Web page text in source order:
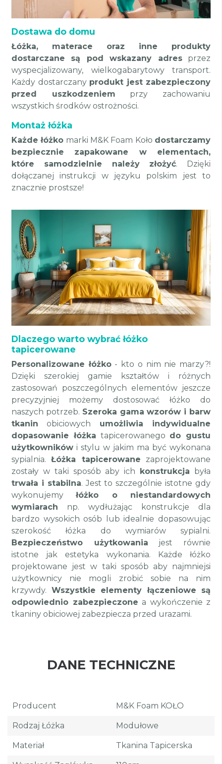
Dostawa do domu
Łóżka, materace oraz inne produkty
dostarczane są pod wskazany adresprzez
wyspecjalizowany, wielkogabarytowy transport.
Każdy dostarczany produkt jest zabezpieczony
przed uszkodzeniem przy zachowaniu
wszystkich środków ostrożności.
Montaż łóżka
Każde łóżko marki M&K Foam Koło dostarczamy
bezpiecznie zapakowane w elementach,
które samodzielnie należy złożyć. Dzięki
dołączanej instrukcji w języku polskim jest to
znacznie prostsze!
Dlaczego warto wybrać łóżko
tapicerowane
Personalizowane łóżko- kto o nim nie marzy?!
Dzięki szerokiej gamie kształtów i różnych
zastosowań poszczególnych elementów jeszcze
precyzyjniej możemy dostosować łóżko do
naszych potrzeb. Szeroka gama wzorów i barw
tkanin obiciowych umożliwia indywidualne
dopasowanie łóżka tapicerowanego do gustu
użytkowników i stylu w jakim ma być wykonana
sypialnia.Łóżka tapicerowane zaprojektowane
zostały w taki sposób aby ich
konstrukcja była
trwała i stabilna. Jest to szczególnie istotne gdy
wykonujemyłóżko o niestandardowych
wymiarach np. wydłużając konstrukcje dla
bardzo wysokich osób lub idealnie dopasowując
szerokość łóżka do wymiarów sypialni.
Bezpieczeństwo użytkowania jest równie
istotne jak estetyka wykonania. Każde łóżko
projektowane jest w taki sposób aby najmniejsi
użytkownicy nie mogli zrobić sobie na nim
krzywdy. Wszystkie elementy łączeniowe są
odpowiednio zabezpieczone a wykończenie z
tkaniny obiciowej zabezpiecza przed urazami.
DANE TECHNICZNE
Producent M&K Foam KOŁO
Rodzaj Łóżka Modułowe
Materiał Tkanina Tapicerska